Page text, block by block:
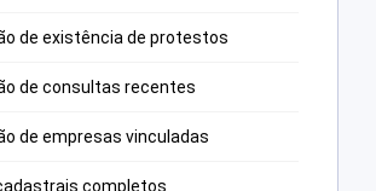
de existência de protestos
de consultas recentes
de empresas vinculadas
completos